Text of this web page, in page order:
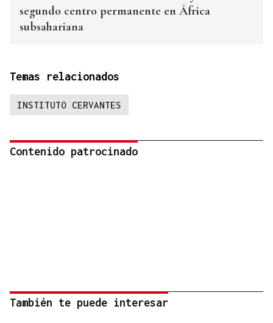
segundo centro permanente en África
subsahariana
Temas relacionados
INSTITUTO CERVANTES
Contenido patrocinado
También te puede interesar